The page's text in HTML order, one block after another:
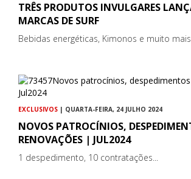
TRÊS PRODUTOS INVULGARES
MARCAS DE SURF
Bebidas energéticas, Kimonos e muito
EXCLUSIVOS | QUARTA-FEIRA, 24 JULHO 2024
NOVOS PATROCÍNIOS,
RENOVAÇÕES | JUL2024
1 despedimento, 10 contratações...